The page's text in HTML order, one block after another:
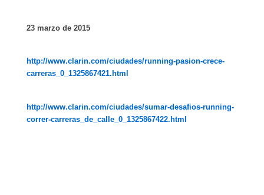
23 marzo de 2015
http://www.clarin.com/ciudades/running-pasion-crece-
carreras_0_1325867421.html
http://www.clarin.com/ciudades/sumar-desafios-running-
correr-carreras_de_calle_0_1325867422.html